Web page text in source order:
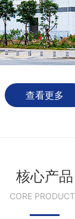
查看更多
核心产品
CORE